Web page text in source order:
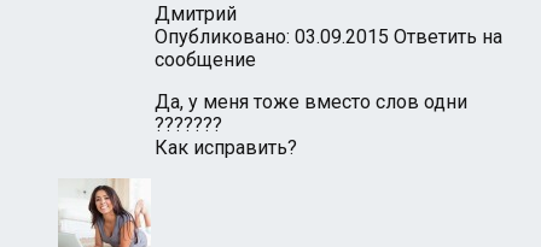
Дмитрий
Опубликовано: 03.09.2015 Ответить на
сообщение
Да, у меня тоже вместо слов одни
???????
Как исправить?